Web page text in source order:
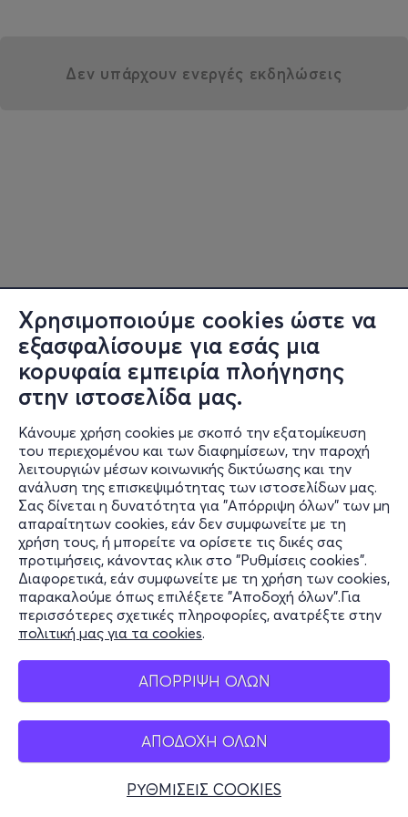
Χρησιμοποιούμε cookies ώστε να
εξασφαλίσουμε για εσάς μια
κορυφαία εμπειρία πλοήγησης
στην ιστοσελίδα μας.
Κάνουμε χρήση cookies με σκοπό την εξατομίκευση
του περιεχομένου και των διαφημίσεων, την παροχή
λειτουργιών μέσων κοινωνικής δικτύωσης και την
ανάλυση της επισκεψιμότητας των ιστοσελίδων μας.
Σας δίνεται η δυνατότητα για "Απόρριψη όλων" των μη
απαραίτητων cookies, εάν δεν συμφωνείτε με τη
χρήση τους, ή μπορείτε να ορίσετε τις δικές σας
προτιμήσεις, κάνοντας κλικ στο "Ρυθμίσεις cookies".
Διαφορετικά, εάν συμφωνείτε με τη χρήση των cookies,
παρακαλούμε όπως επιλέξετε "Αποδοχή όλων".Για
περισσότερες σχετικές πληροφορίες, ανατρέξτε στην
πολιτική μας για τα cookies.
ΑΠΟΡΡΙΨΗ ΟΛΩΝ
ΑΠΟΔΟΧΗ ΟΛΩΝ
ΡΥΘΜΙΣΕΙΣ COOKIES
Δεν υπάρχουν ενεργές εκδηλώσεις